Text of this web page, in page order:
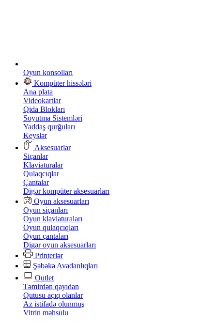
Oyun konsolları
Kompüter hissələri
Ana plata
Videokartlar
Qida Blokları
Soyutma Sistemləri
Yaddaş qurğuları
Keyslər
Aksesuarlar
Siçanlar
Klaviaturalar
Qulaqcıqlar
Çantalar
Digər kompüter aksesuarları
Oyun aksesuarları
Oyun siçanları
Oyun klaviaturaları
Oyun qulaqcıqları
Oyun çantaları
Digər oyun aksesuarları
Printerlər
Şəbəkə Avadanlıqları
Outlet
Təmirdən qayıdan
Qutusu açıq olanlar
Az istifadə olunmuş
Vitrin məhsulu